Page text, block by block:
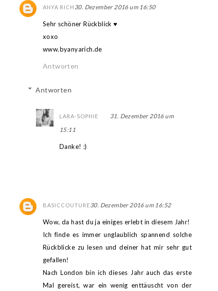
ANYA RICH 30. Dezember 2016 um 16:50
Sehr schöner Rückblick ♥
xoxo
www.byanyarich.de
Antworten
Antworten
LARA-SOPHIE
31. Dezember 2016 um
15:11
Danke! :)
BASICCOUTURE30. Dezember 2016 um 16:52
Wow, da hast du ja einiges erlebt in diesem Jahr!
Ich finde es immer unglaublich spannend solche
Rückblicke zu lesen und deiner hat mir sehr gut
gefallen!
Nach London bin ich dieses Jahr auch das erste
Mal gereist, war ein wenig enttäuscht von der